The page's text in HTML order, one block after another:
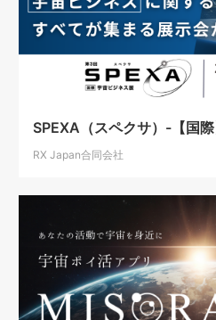
SPEXA（スペクサ）-【国
RX Japan合同会社